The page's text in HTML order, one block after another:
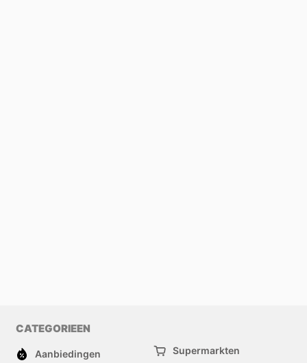
CATEGORIEEN
Aanbiedingen Supermarkten